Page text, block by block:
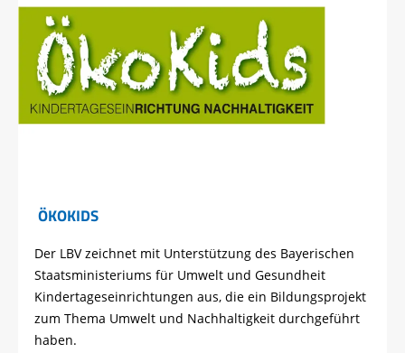
ÖKOKIDS
Der LBV zeichnet mit Unterstützung des Bayerischen
Staatsministeriums für Umwelt und Gesundheit
Kindertageseinrichtungen aus, die ein Bildungsprojekt
zum Thema Umwelt und Nachhaltigkeit durchgeführt
haben.